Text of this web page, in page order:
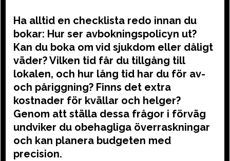
Ha alltid en checklista redo innan du
bokar: Hur ser avbokningspolicyn ut?
Kan du boka om vid sjukdom eller dåligt
väder? Vilken tid får du tillgång till
lokalen, och hur lång tid har du för av-
och påriggning? Finns det extra
kostnader för kvällar och helger?
Genom att ställa dessa frågor i förväg
undviker du obehagliga överraskningar
och kan planera budgeten med
precision.